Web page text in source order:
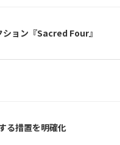
ョン『Sacred Four』
る措置を明確化